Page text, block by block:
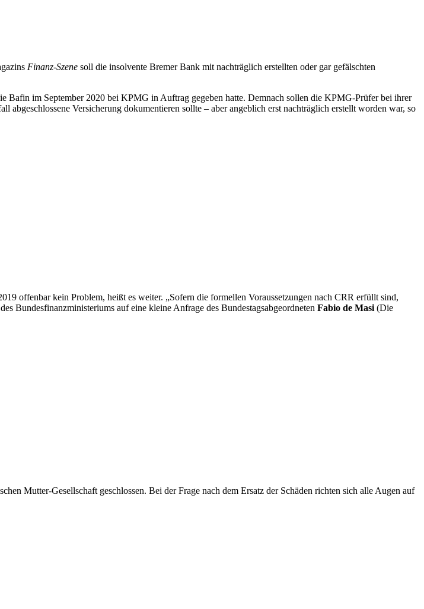
Finanz-Szene soll die insolvente Bremer Bank mit nachträglich erstellten oder gar gefälschten
Bafin im September 2020 bei KPMG in Auftrag gegeben hatte. Demnach sollen die KPMG-Prüfer bei ihrer
abgeschlossene Versicherung dokumentieren sollte – aber angeblich erst nachträglich erstellt worden war, so
offenbar kein Problem, heißt es weiter. „Sofern die formellen Voraussetzungen nach CRR erfüllt sind,
Bundesfinanzministeriums auf eine kleine Anfrage des Bundestagsabgeordneten Fabio de Masi(Die
Mutter-Gesellschaft geschlossen. Bei der Frage nach dem Ersatz der Schäden richten sich alle Augen auf